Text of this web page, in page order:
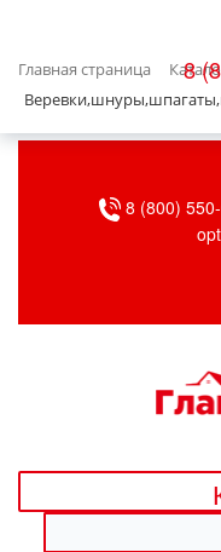
8
Главная страница
БЫТОВАЯ ТЕХНИКА
ВЕНТИЛЯЦИЯ
ДАЧА, САД И
ДЕТСКИЕ ТОВАРЫ
8 (800)